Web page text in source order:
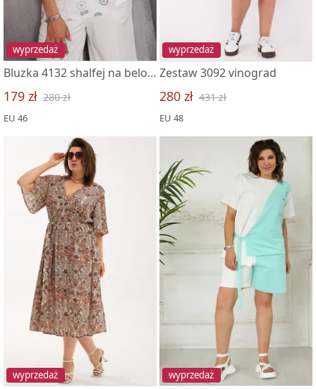
wyprzedaż
Bluzka 4132 shalfej na belom
179 zł 280 zł
EU 46
wyprzedaż
Zestaw 3092 vinograd
280 zł 431 zł
EU 48
wyprzedaż wyprzedaż